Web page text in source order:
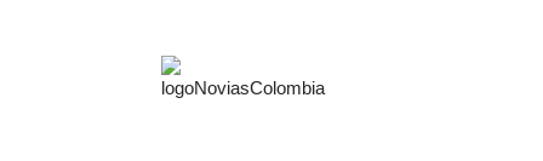
10 Consejos para elegir el